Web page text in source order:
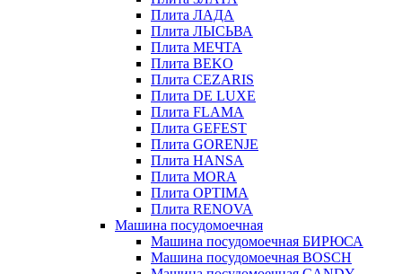
Плита ЛАДА
Плита ЛЫСЬВА
Плита МЕЧТА
Плита BEKO
Плита CEZARIS
Плита DE LUXE
Плита FLAMA
Плита GEFEST
Плита GORENJE
Плита HANSA
Плита MORA
Плита OPTIMA
Плита RENOVA
Машина посудомоечная
Машина посудомоечная БИРЮСА
Машина посудомоечная BOSCH